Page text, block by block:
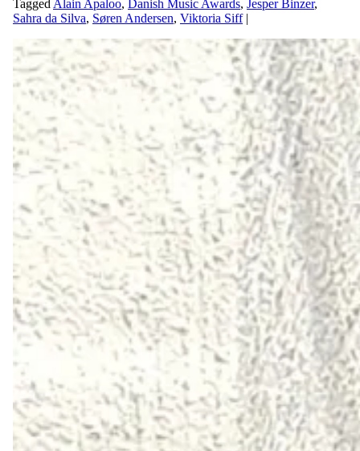
Tagged Alain Apaloo, Danish Music Awards, Jesper Binzer,
Sahra da Silva, Søren Andersen, Viktoria Siff |